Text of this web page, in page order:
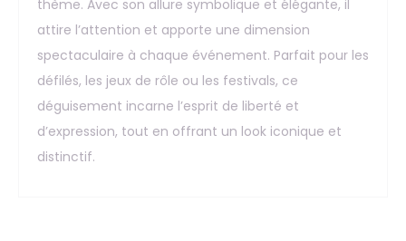
thème. Avec son allure symbolique et élégante, il
attire l’attention et apporte une dimension
spectaculaire à chaque événement. Parfait pour les
défilés, les jeux de rôle ou les festivals, ce
déguisement incarne l’esprit de liberté et
d’expression, tout en offrant un look iconique et
distinctif.